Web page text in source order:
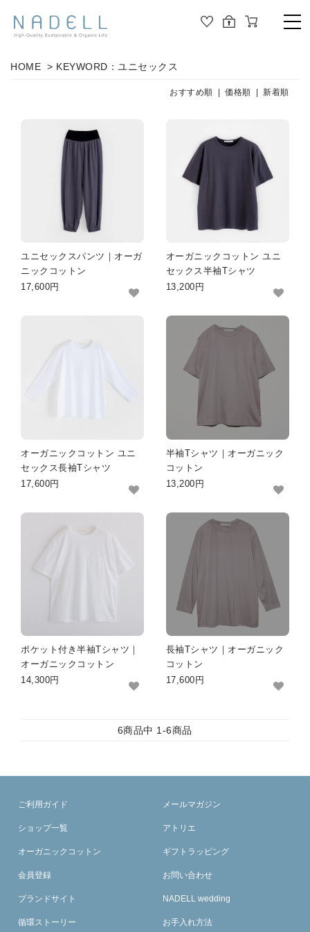
TOP
OUTER
CUT&SEWN
KNIT
DRESS
PANTS / LEGGINS
JOURNAL
ABOUT
HOME > KEYWORD：ユニセックス
おすすめ順 |価格順 |新着順
ユニセックスパンツ｜オーガ
ニックコットン
17,600円
オーガニックコットン ユニ
セックス半袖Tシャツ
13,200円
オーガニックコットン ユニ
セックス長袖Tシャツ
17,600円
半袖Tシャツ｜オーガニック
コットン
13,200円
ポケット付き半袖Tシャツ｜
オーガニックコットン
14,300円
長袖Tシャツ｜オーガニック
コットン
17,600円
6商品中 1-6商品
ご利用ガイド
ショップ一覧
オーガニックコットン
会員登録
ブランドサイト
循環ストーリー
メールマガジン
アトリエ
ギフトラッピング
お問い合わせ
NADELL wedding
お手入れ方法